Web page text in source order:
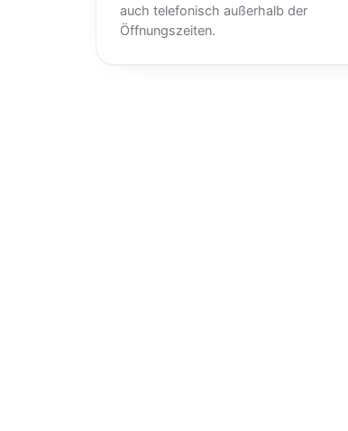
auch telefonisch außerhalb der
Öffnungszeiten.